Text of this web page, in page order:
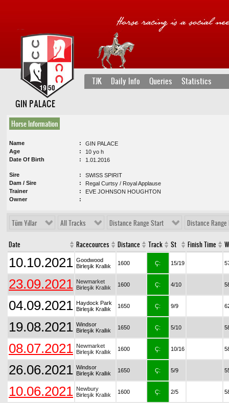
TJK Daily Info Queries Statistics
GIN PALACE
Horse Information
Name
GIN PALACE
Age
10 yo h
Date Of Birth
1.01.2016
Sire
SWISS SPIRIT
Dam / Sire
Regal Curtsy / Royal Applause
Trainer
EVE JOHNSON HOUGHTON
Owner
Tüm Yıllar All Tracks Distance Range Start Distance Range
Date Racecources Distance Track St Finish Time
10.10.2021 Goodwood
Birleşik Krallık
1600 Ç: 15/19
23.09.2021 Newmarket
Birleşik Krallık
1600 Ç: 4/10
04.09.2021 Haydock Park
Birleşik Krallık
1650 Ç: 9/9
19.08.2021 Windsor
Birleşik Krallık
1650 Ç: 5/10
08.07.2021 Newmarket
Birleşik Krallık
1600 Ç: 10/16
26.06.2021 Windsor
Birleşik Krallık
1650 Ç: 5/9
10.06.2021 Newbury
Birleşik Krallık
1600 Ç: 2/5